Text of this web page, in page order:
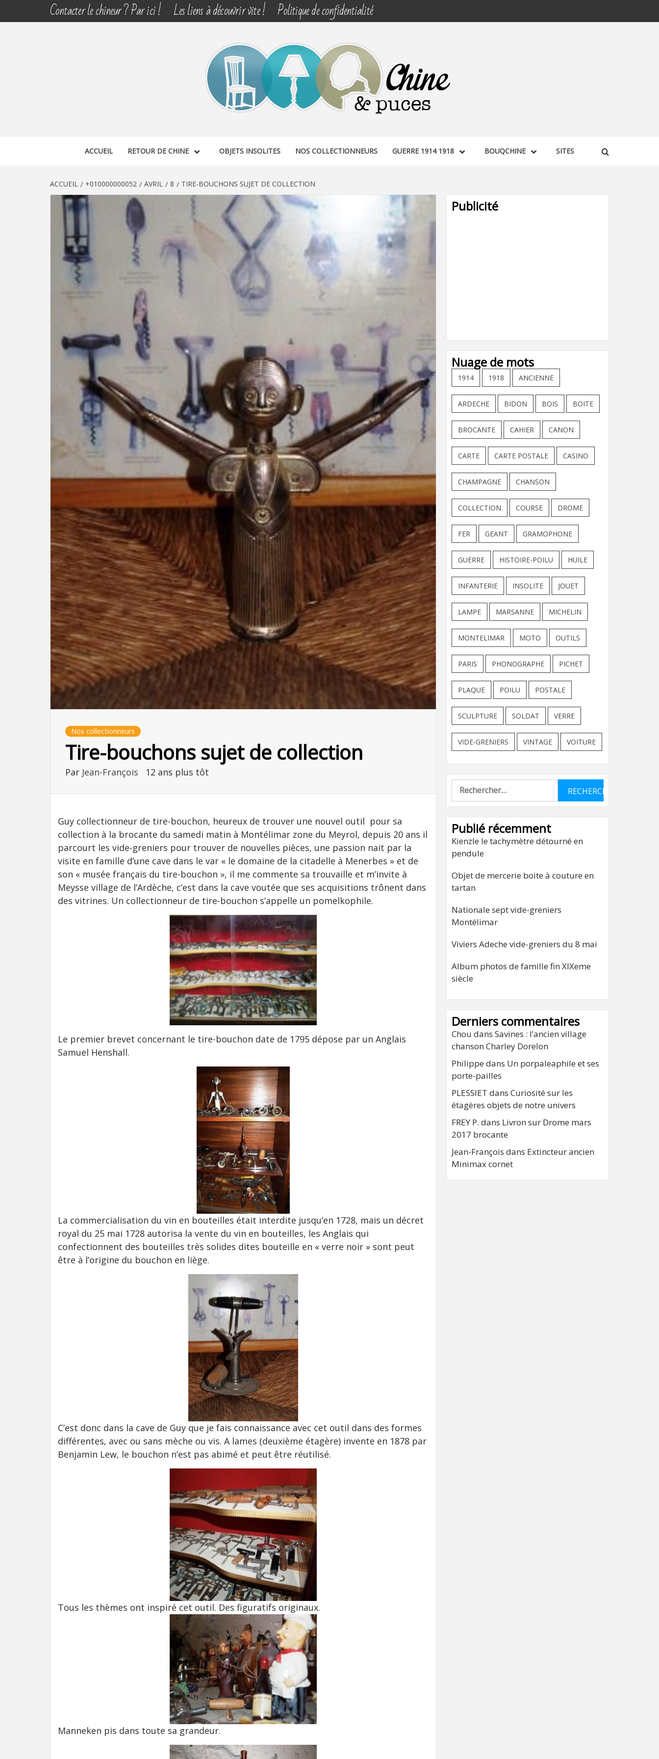
Contacter le chineur ? Par ici ! Les liens à découvrir vite ! Politique de confidentialité
CHINE & PUCES
ACCUEIL RETOUR DE CHINE OBJETS INSOLITES NOS COLLECTIONNEURS GUERRE 1914 1918 BOUQCHINE SITES
ACCUEIL +010000000052 AVRIL 8 TIRE-BOUCHONS SUJET DE COLLECTION
Nos collectionneurs
Tire-bouchons sujet de collection
Par Jean-François 12 ans plus tôt
Guy collectionneur de tire-bouchon, heureux de trouver une nouvel outil pour sa
collection à la brocante du samedi matin à Montélimar zone du Meyrol, depuis 20 ans il
parcourt les vide-greniers pour trouver de nouvelles pièces, une passion nait par la
visite en famille d’une cave dans le var « le domaine de la citadelle à Menerbes » et de
son « musée français du tire-bouchon », il me commente sa trouvaille et m’invite à
Meysse village de l’Ardèche, c’est dans la cave voutée que ses acquisitions trônent dans
des vitrines. Un collectionneur de tire-bouchon s’appelle un pomelkophile.
Le premier brevet concernant le tire-bouchon date de 1795 dépose par un Anglais
Samuel Henshall.
La commercialisation du vin en bouteilles était interdite jusqu’en 1728, mais un décret
royal du 25 mai 1728 autorisa la vente du vin en bouteilles, les Anglais qui
confectionnent des bouteilles très solides dites bouteille en « verre noir » sont peut
être à l’origine du bouchon en liège.
C’est donc dans la cave de Guy que je fais connaissance avec cet outil dans des formes
différentes, avec ou sans mèche ou vis. A lames (deuxième étagère) invente en 1878 par
Benjamin Lew, le bouchon n’est pas abimé et peut être réutilisé.
Tous les thèmes ont inspiré cet outil. Des figuratifs originaux.
Manneken pis dans toute sa grandeur.
Publicité
Nuage de mots
1914 1918 ANCIENNE
ARDECHE BIDON BOIS BOITE
BROCANTE CAHIER CANON
CARTE CARTE POSTALE CASINO
CHAMPAGNE CHANSON
COLLECTION COURSE DROME
FER GEANT GRAMOPHONE
GUERRE HISTOIRE-POILU HUILE
INFANTERIE INSOLITE JOUET
LAMPE MARSANNE MICHELIN
MONTELIMAR MOTO OUTILS
PARIS PHONOGRAPHE PICHET
PLAQUE POILU POSTALE
SCULPTURE SOLDAT VERRE
VIDE-GRENIERS VINTAGE VOITURE
Rechercher :
Publié récemment
Kienzle le tachymètre détourné en
pendule
Objet de mercerie boite à couture en
tartan
Nationale sept vide-greniers
Montélimar
Viviers Adeche vide-greniers du 8 mai
Album photos de famille fin XIXeme
siècle
Derniers commentaires
Chou dans Savines : l’ancien village
chanson Charley Dorelon
Philippe dans Un porpaleaphile et ses
porte-pailles
PLESSIET dans Curiosité sur les
étagères objets de notre univers
FREY P. dans Livron sur Drome mars
2017 brocante
Jean-François dans Extincteur ancien
Minimax cornet